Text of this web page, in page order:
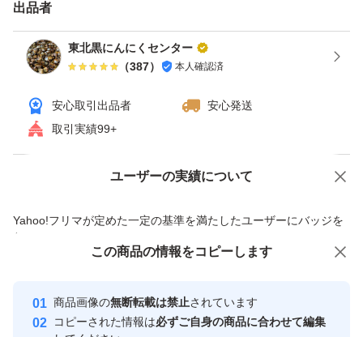
[賞味期限]
手元に届いてから、常温で約5ヶ月
冷蔵で約8ヶ月
[保存方法]
常温→風通しの良い、涼しい場所での保管
[発送方法]
倉田農園
出品者
東北黒にんにくセンター
（387） 本人確認済
安心取引出品者
安心発送
取引実績99+
ユーザーの実績について
Yahoo!フリマが定めた一定の基準を満たしたユーザーにバッジを
付与しています
安心取引出品者
心・安全なユーザーです
価格の相談 商品への質問
この商品の情報をコピーします
商品画像の無断転載は禁止されています
コピーされた情報は必ずご自身の商品に合わせて編集
この商品をみている人にオススメ